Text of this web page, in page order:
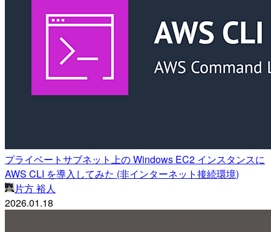
プライベートサブネット上の Windows EC2 インスタンスに
AWS CLI を導入してみた (非インターネット接続環境)
片方 裕人
2026.01.18